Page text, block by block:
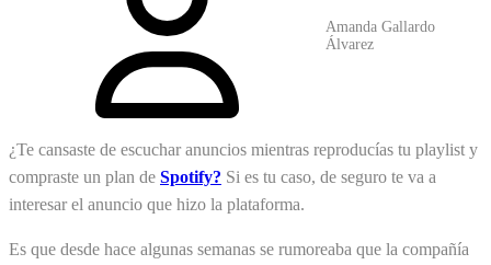
Amanda Gallardo
Álvarez
¿Te cansaste de escuchar anuncios mientras reproducías tu playlist y
compraste un plan de Spotify? Si es tu caso, de seguro te va a
interesar el anuncio que hizo la plataforma.
Es que desde hace algunas semanas se rumoreaba que la compañía